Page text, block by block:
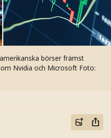
börser främst
Nvidia och Microsoft Foto: